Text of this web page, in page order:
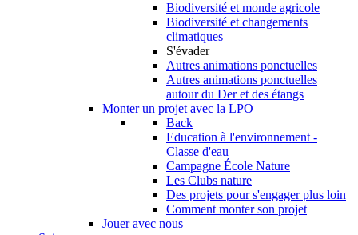
Biodiversité et monde agricole
Biodiversité et changements
climatiques
S'évader
Autres animations ponctuelles
Autres animations ponctuelles
autour du Der et des étangs
Monter un projet avec la LPO
Back
Education à l'environnement -
Classe d'eau
Campagne École Nature
Les Clubs nature
Des projets pour s'engager plus loin
Comment monter son projet
Jouer avec nous